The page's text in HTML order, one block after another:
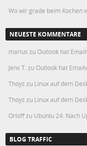
Wo wir grade beim Kochen
NEUESTE KOMMENTARE
marius zu Outlook hat
Jens T. zu Outlook hat
Thoys zu Linux auf dem
Thoys zu Linux auf dem
Orloffzu Ubuntu 24: Nach
BLOG TRAFFIC